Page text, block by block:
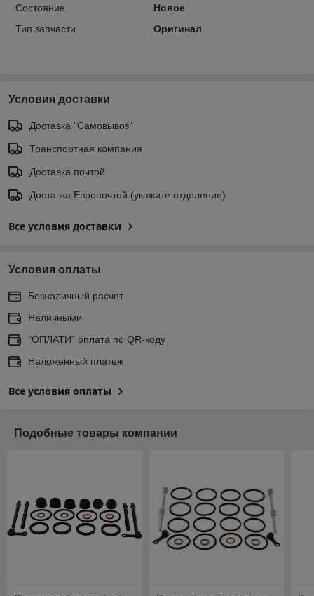
Состояние
Новое
Тип запчасти
Оригинал
Условия доставки
Доставка "Самовывоз"
Транспортная компания
Доставка почтой
Доставка Европочтой (укажите отделение)
Все условия доставки
Условия оплаты
Безналичный расчет
Наличными
"ОПЛАТИ" оплата по QR-коду
Наложенный платеж
Все условия оплаты
Подобные товары компании